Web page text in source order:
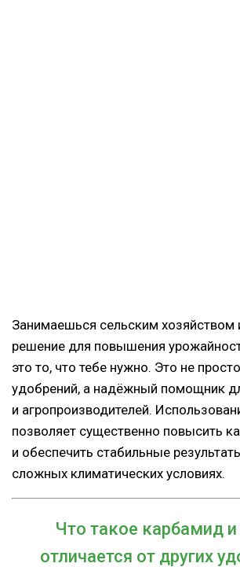
Занимаешься сельским
решение для повышения
это то, что тебе нужно. Это не
удобрений, а надёжный помощник
и агропроизводителей.
позволяет существенно повысить
и обеспечить стабильные
сложных климатических условиях.
Что такое карбамид
отличается от других